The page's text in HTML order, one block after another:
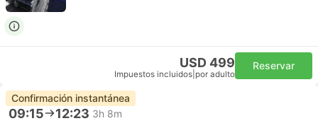
USD 499
Impuestos incluidos por adulto
Reservar
Confirmación instantánea
09:15 12:23 3h 8m